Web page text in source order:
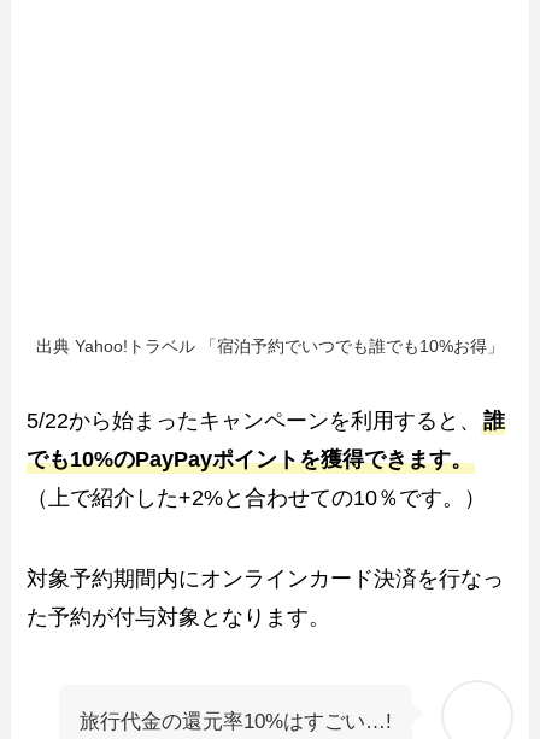
出典 Yahoo!トラベル 「宿泊予約でいつでも誰でも10%お得」
5/22から始まったキャンペーンを利用すると、誰
でも10%のPayPayポイントを獲得できます。
（上で紹介した+2%と合わせての10％です。）
対象予約期間内にオンラインカード決済を行なっ
た予約が付与対象となります。
旅行代金の還元率10%はすごい…!